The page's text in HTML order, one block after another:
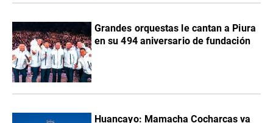
Grandes orquestas le cantan a Piura
en su 494 aniversario de fundación
Huancayo: Mamacha Cocharcas va